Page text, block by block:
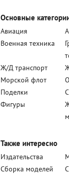
Основные
Авиация
Военная техника
Ж/Д транспорт
Морской флот
Поделки
Фигуры
Также интересно
Издательства
Сборка моделей